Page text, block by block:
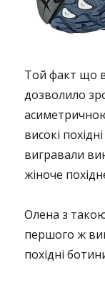
Той факт що
дозволило
високі
вигравали
жіноче
Олена з
першого ж
похідні